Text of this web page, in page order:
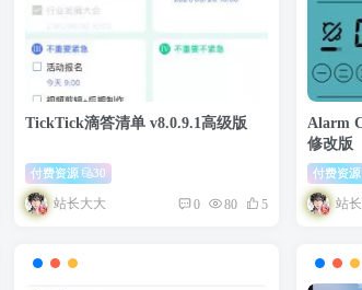
TickTick滴答清单 v8.0.9.1高级版
付费资源 30
站长大大 0 80 5
Alarm
修改版
付费资源
站